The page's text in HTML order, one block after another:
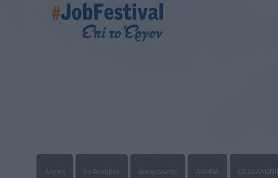
Αρχική Το Φεστιβάλ Διοργανωτής ΑΘΗΝΑ